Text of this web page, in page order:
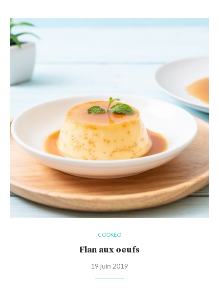
COOKÉO
Flan aux oeufs
19 juin 2019